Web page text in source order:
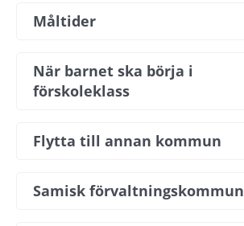
Måltider
När barnet ska börja i
förskoleklass
Flytta till annan kommun
Samisk förvaltningskommun